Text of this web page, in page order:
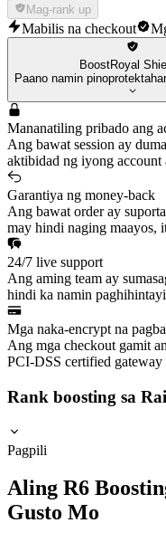
Mag-rank up
Mabilis na checkout
BoostRoyal
Paano namin
Mananatiling pribado ang
Ang bawat session ay
aktibidad ng iyong
Garantiya ng money-back
Ang bawat order ay
may hindi naging maayos,
24/7 live support
Ang aming team ay
hindi ka namin
Mga naka-encrypt na
Ang mga checkout gamit
PCI-DSS certified
Rank boosting sa
Pagpili
Aling R6
Gusto Mo